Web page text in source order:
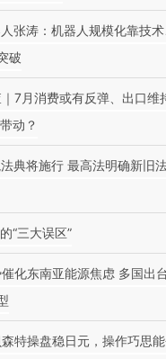
张涛：机器人规模化靠技术
破
7月消费或有反弹、出口维
动？
典将施行 最高法明确新旧
“三大误区”
化东南亚能源焦虑 多国出
特操盘稳日元，操作巧思